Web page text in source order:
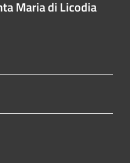
Maria di Licodia